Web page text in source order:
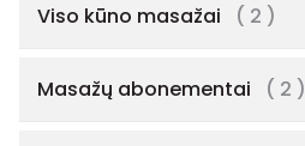
Viso kūno masažai ( 2 )
Masažų abonementai ( 2 )